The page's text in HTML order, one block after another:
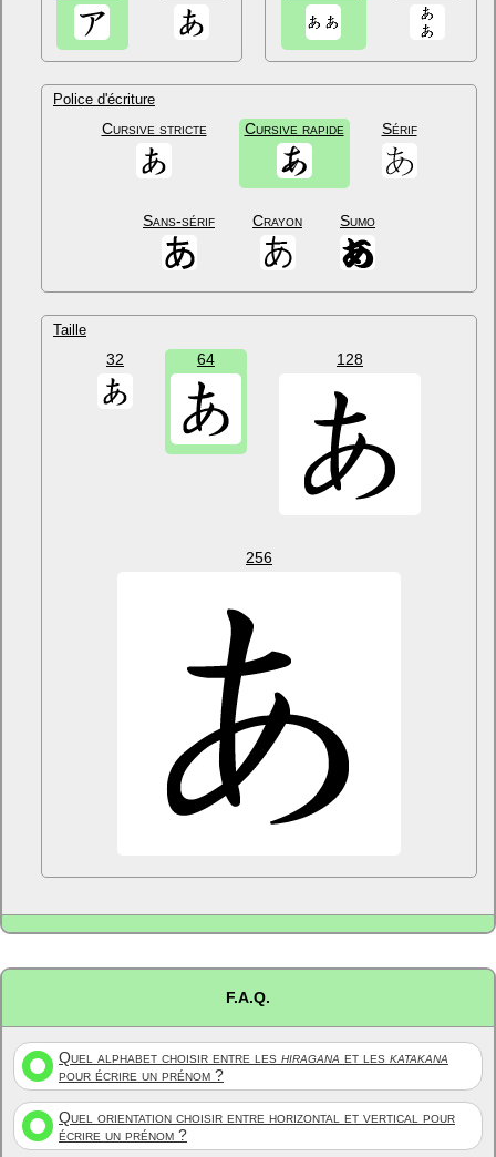
Police d'écriture
Cursive stricte Cursive rapide Sérif
Sans-sérif Crayon Sumo
Taille
32 64 128
256
F.A.Q.
Quel alphabet choisir entre les hiragana et les katakana
pour écrire un prénom ?
Quel orientation choisir entre horizontal et vertical pour
écrire un prénom ?